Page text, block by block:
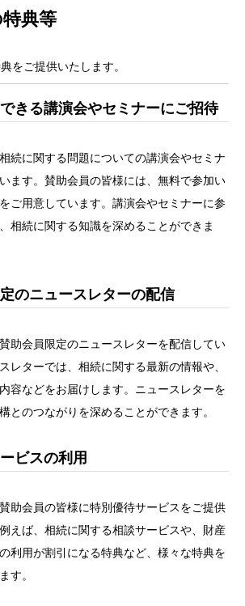
典等
をご提供いたします。
きる講演会やセミナーにご招待
続に関する問題についての講演会やセミナ
ます。賛助会員の皆様には、無料で参加い
ご用意しています。講演会やセミナーに参
相続に関する知識を深めることができま
のニュースレターの配信
助会員限定のニュースレターを配信してい
レターでは、相続に関する最新の情報や、
容などをお届けします。ニュースレターを
とのつながりを深めることができます。
ビスの利用
助会員の皆様に特別優待サービスをご提供
えば、相続に関する相談サービスや、財産
利用が割引になる特典など、様々な特典を
す。